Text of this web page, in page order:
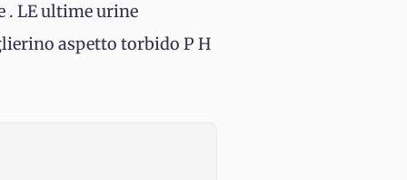
. LE ultime urine
aspetto torbido P H